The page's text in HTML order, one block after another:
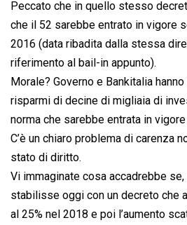
Peccato che in quello stesso
che il 52 sarebbe entrato in vigore
2016 (data ribadita dalla stessa
riferimento al bail-in appunto).
Morale? Governo e Bankitalia
risparmi di decine di migliaia di
norma che sarebbe entrata in
C’è un chiaro problema di carenza
stato di diritto.
Vi immaginate cosa accadrebbe
stabilisse oggi con un decreto che
al 25% nel 2018 e poi l’aumento